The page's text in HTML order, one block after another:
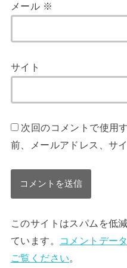
メール ※
サイト
次回のコメントで使用
前、メールアドレス、サ
このサイトはスパムを低
ています。
コメントデー
ご覧ください